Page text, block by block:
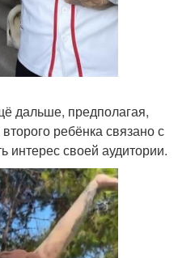
дальше, предполагая,
ребёнка связано с
интерес своей аудитории.